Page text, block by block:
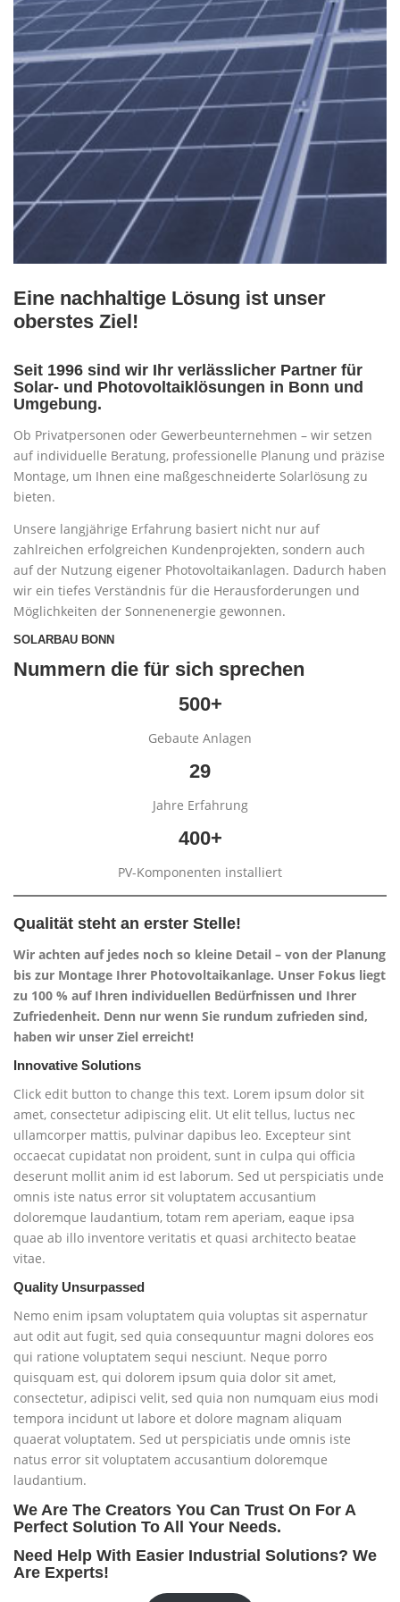
Eine nachhaltige Lösung ist unser
oberstes Ziel!
Seit 1996 sind wir Ihr verlässlicher Partner für
Solar- und Photovoltaiklösungen in Bonn und
Umgebung.
Ob Privatpersonen oder Gewerbeunternehmen – wir setzen
auf individuelle Beratung, professionelle Planung und präzise
Montage, um Ihnen eine maßgeschneiderte Solarlösung zu
bieten.
Unsere langjährige Erfahrung basiert nicht nur auf
zahlreichen erfolgreichen Kundenprojekten, sondern auch
auf der Nutzung eigener Photovoltaikanlagen. Dadurch haben
wir ein tiefes Verständnis für die Herausforderungen und
Möglichkeiten der Sonnenenergie gewonnen.
SOLARBAU BONN
Nummern die für sich sprechen
500+
Gebaute Anlagen
29
Jahre Erfahrung
400+
PV-Komponenten installiert
Qualität steht an erster Stelle!
Wir achten auf jedes noch so kleine Detail – von der Planung
bis zur Montage Ihrer Photovoltaikanlage. Unser Fokus liegt
zu 100 % auf Ihren individuellen Bedürfnissen und Ihrer
Zufriedenheit. Denn nur wenn Sie rundum zufrieden sind,
haben wir unser Ziel erreicht!
Innovative Solutions
Click edit button to change this text. Lorem ipsum dolor sit
amet, consectetur adipiscing elit. Ut elit tellus, luctus nec
ullamcorper mattis, pulvinar dapibus leo. Excepteur sint
occaecat cupidatat non proident, sunt in culpa qui officia
deserunt mollit anim id est laborum. Sed ut perspiciatis unde
omnis iste natus error sit voluptatem accusantium
doloremque laudantium, totam rem aperiam, eaque ipsa
quae ab illo inventore veritatis et quasi architecto beatae
vitae.
Quality Unsurpassed
Nemo enim ipsam voluptatem quia voluptas sit aspernatur
aut odit aut fugit, sed quia consequuntur magni dolores eos
qui ratione voluptatem sequi nesciunt. Neque porro
quisquam est, qui dolorem ipsum quia dolor sit amet,
consectetur, adipisci velit, sed quia non numquam eius modi
tempora incidunt ut labore et dolore magnam aliquam
quaerat voluptatem. Sed ut perspiciatis unde omnis iste
natus error sit voluptatem accusantium doloremque
laudantium.
We Are The Creators You Can Trust On For A
Perfect Solution To All Your Needs.
Need Help With Easier Industrial Solutions? We
Are Experts!